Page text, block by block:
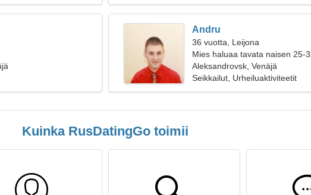
Andru
36 vuotta, Leijona
Mies haluaa tavata naisen 25-
Aleksandrovsk, Venäjä
Seikkailut, Urheiluaktiviteetit
Kuinka RusDatingGo toimii